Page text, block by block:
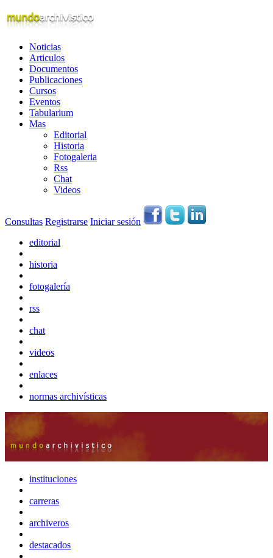
Noticias
Articulos
Documentos
Publicaciones
Cursos
Eventos
Tabularium
Mas
Editorial
Historia
Fotogaleria
Rss
Chat
Videos
Consultas Registrarse Iniciar sesión
editorial
historia
fotogalería
rss
chat
videos
enlaces
normas archivísticas
instituciones
carreras
archiveros
destacados